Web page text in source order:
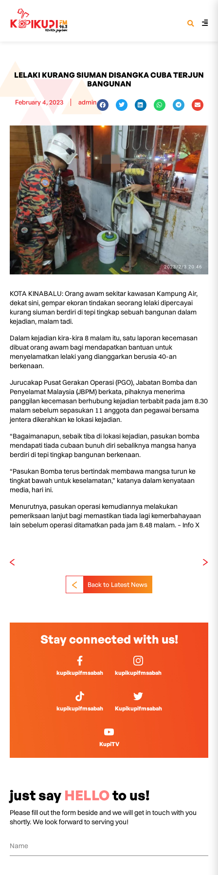
LELAKI KURANG SIUMAN DISANGKA CUBA TERJUN
BANGUNAN
February 4, 2023 admin
KOTA KINABALU: Orang awam sekitar kawasan Kampung Air,
dekat sini, gempar ekoran tindakan seorang lelaki dipercayai
kurang siuman berdiri di tepi tingkap sebuah bangunan dalam
kejadian, malam tadi.
Dalam kejadian kira-kira 8 malam itu, satu laporan kecemasan
dibuat orang awam bagi mendapatkan bantuan untuk
menyelamatkan lelaki yang dianggarkan berusia 40-an
berkenaan.
Jurucakap Pusat Gerakan Operasi (PGO), Jabatan Bomba dan
Penyelamat Malaysia (JBPM) berkata, pihaknya menerima
panggilan kecemasan berhubung kejadian terbabit pada jam 8.30
malam sebelum sepasukan 11 anggota dan pegawai bersama
jentera dikerahkan ke lokasi kejadian.
“Bagaimanapun, sebaik tiba di lokasi kejadian, pasukan bomba
mendapati tiada cubaan bunuh diri sebaliknya mangsa hanya
berdiri di tepi tingkap bangunan berkenaan.
“Pasukan Bomba terus bertindak membawa mangsa turun ke
tingkat bawah untuk keselamatan,” katanya dalam kenyataan
media, hari ini.
Menurutnya, pasukan operasi kemudiannya melakukan
pemeriksaan lanjut bagi memastikan tiada lagi kemerbahayaan
lain sebelum operasi ditamatkan pada jam 8.48 malam. – Info X
Back to Latest News
Stay connected with us!
kupikupifmsabah kupikupifmsabah
kupikupifmsabah Kupikupifmsabah
KupiTV
just say HELLOto us!
Please fill out the form beside and we will get in touch with you
shortly. We look forward to serving you!